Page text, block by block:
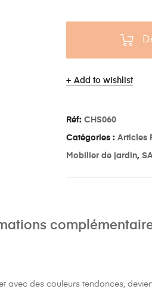
Add to wishlist
Réf: CHS060
Catégories : Articles
Mobilier de jardin,
avec des couleurs tendances,